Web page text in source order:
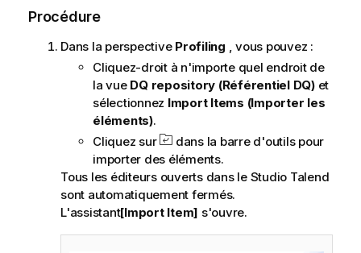
Procédure
Dans la perspective Profiling , vous pouvez :
Cliquez-droit à n'importe quel endroit de
la vue DQ repository (Référentiel DQ)et
sélectionnez Import Items (Importer les
éléments).
Cliquez sur
dans la barre d'outils pour
importer des éléments.
Tous les éditeurs ouverts dans le Studio Talend
sont automatiquement fermés.
L'assistant[Import Item] s'ouvre.